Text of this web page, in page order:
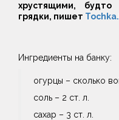
хрустящими,
грядки, пишет
Ингредиенты на банку:
огурцы – сколько
соль – 2 ст. л.
сахар – 3 ст. л.